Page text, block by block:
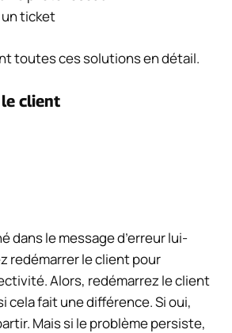
ticket
toutes ces solutions en détail.
client
dans le message d’erreur lui-
redémarrer le client pour
Alors, redémarrez le client
cela fait une différence. Si oui,
Mais si le problème persiste,